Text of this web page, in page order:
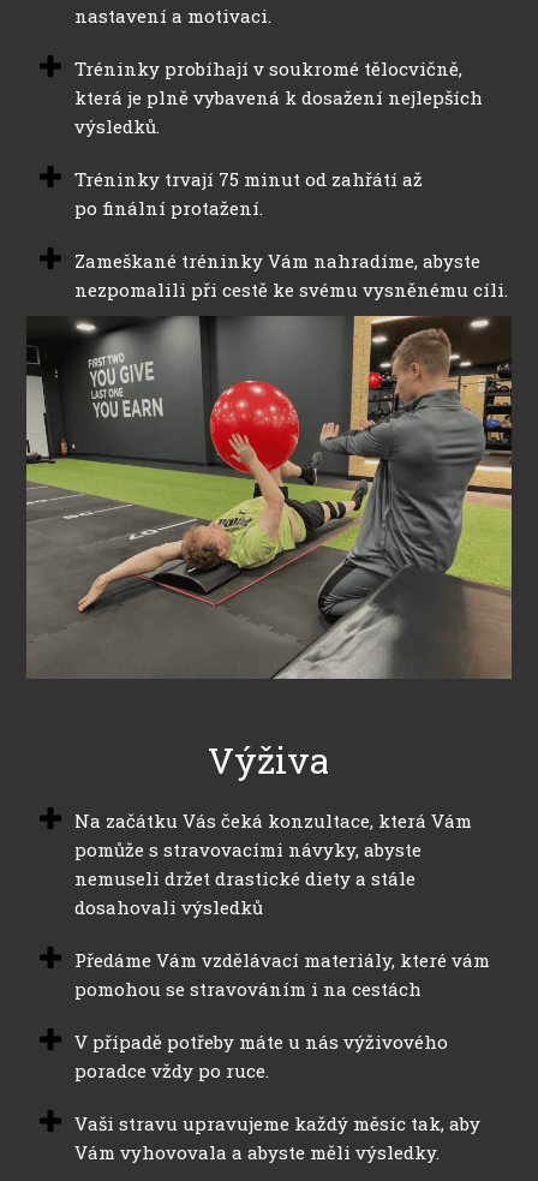
nastavení a motivaci.
Tréninky probíhají v soukromé tělocvičně,
která je plně vybavená k dosažení nejlepších
výsledků.
Tréninky trvají 75 minut od zahřátí až
po finální protažení.
Zameškané tréninky Vám nahradíme, abyste
nezpomalili při cestě ke svému vysněnému cíli.
Výživa
Na začátku Vás čeká konzultace, která Vám
pomůže s stravovacími návyky, abyste
nemuseli držet drastické diety a stále
dosahovali výsledků
Předáme Vám vzdělávací materiály, které vám
pomohou se stravováním i na cestách
V případě potřeby máte u nás výživového
poradce vždy po ruce.
Vaši stravu upravujeme každý měsíc tak, aby
Vám vyhovovala a abyste měli výsledky.